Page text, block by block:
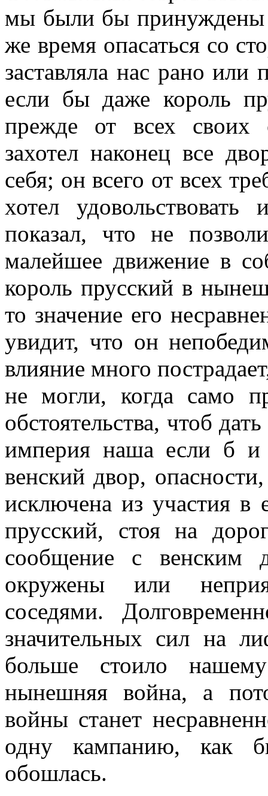
мы были бы принуждены
же время опасаться со
заставляла нас рано или
если бы даже король
прежде от всех своих
захотел наконец все
себя; он всего от всех
хотел
показал, что не
малейшее движение в
король прусский в
то значение его
увидит, что он
влияние много
не могли, когда само
обстоятельства, чтоб
империя наша если б и
венский двор,
исключена из участия в
прусский, стоя на
сообщение с венским
окружены или
соседями.
значительных сил на
больше стоило
нынешняя война, а
войны станет
одну кампанию, как
обошлась.